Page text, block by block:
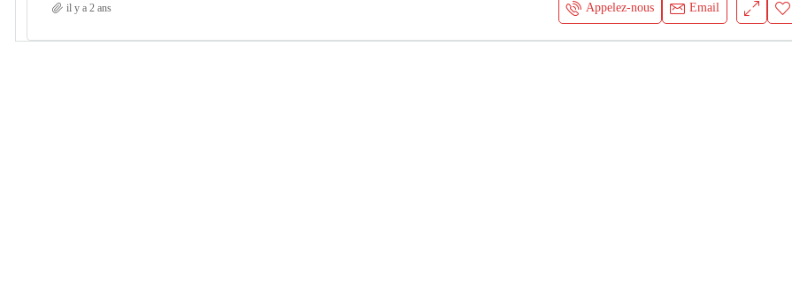
il y a 2 ans Appelez-nous Email